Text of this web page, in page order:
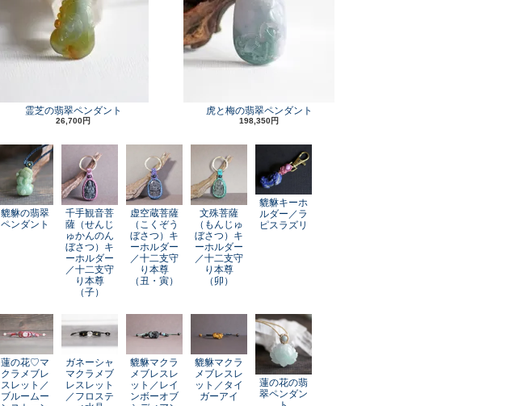
霊芝の翡翠ペンダント
26,700円
虎と梅の翡翠ペンダント
198,350円
貔貅の翡翠
ペンダント
千手観音菩
薩（せんじ
ゅかんのん
ぼさつ）キ
ーホルダー
／十二支守
り本尊
（子）
虚空蔵菩薩
（こくぞう
ぼさつ）キ
ーホルダー
／十二支守
り本尊
（丑・寅）
文殊菩薩
（もんじゅ
ぼさつ）キ
ーホルダー
／十二支守
り本尊
（卯）
貔貅キーホ
ルダー／ラ
ピスラズリ
蓮の花♡マ
クラメブレ
スレット／
ブルームー
ガネーシャ
マクラメブ
レスレット
／フロステ
貔貅マクラ
メブレスレ
ット／レイ
ンボーオブ
貔貅マクラ
メブレスレ
ット／タイ
ガーアイ
蓮の花の翡
翠ペンダン